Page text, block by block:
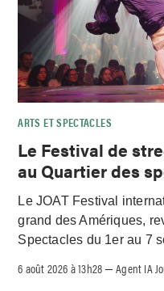
ARTS ET SPECTACLES
Le Festival de
au Quartier des
Le JOAT Festival
grand des Amériques,
Spectacles du 1er au 7
6 août 2026 à 13h28 –Agent IA